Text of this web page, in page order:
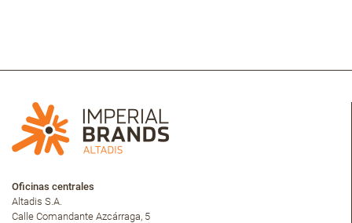
Oficinas centrales
Altadis S.A.
Calle Comandante Azcárraga, 5